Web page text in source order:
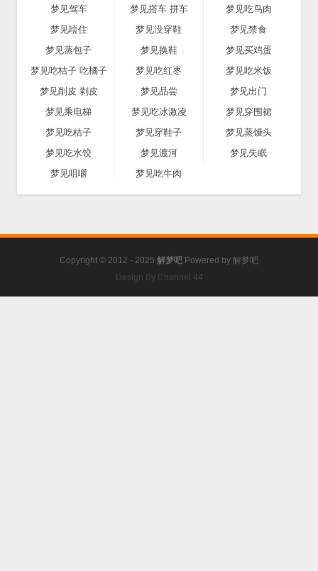
梦见驾车
梦见撘车 拼车
梦见吃鸟肉
梦见噎住
梦见没穿鞋
梦见禁食
梦见蒸包子
梦见换鞋
梦见买鸡蛋
梦见吃桔子 吃橘子
梦见吃红枣
梦见吃米饭
梦见削皮 剥皮
梦见品尝
梦见出门
梦见乘电梯
梦见吃冰激凌
梦见穿围裙
梦见吃桔子
梦见穿鞋子
梦见蒸馒头
梦见吃水饺
梦见渡河
梦见失眠
梦见咀嚼
梦见吃牛肉
Copyright © 2012 - 2025 解梦吧 Powered by 解梦吧
Design By Channel 44